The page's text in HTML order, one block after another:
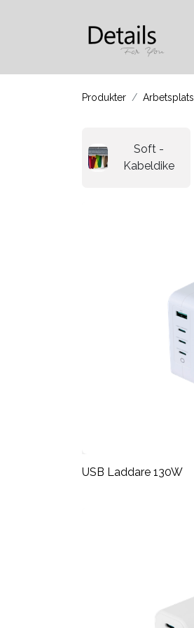
Produkter​​ Arbetsplats
Soft -
Kabeldike
USB Laddare 130W